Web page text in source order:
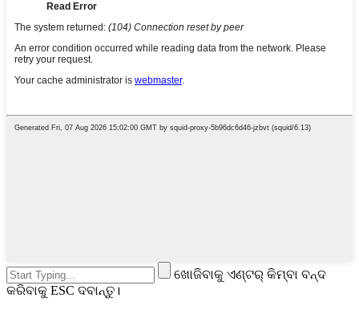
ଖୋଜିବାକୁ ଏଣ୍ଟର୍ କିମ୍ବା ବନ୍ଦ
କରିବାକୁ ESC ଦବାନ୍ତୁ।